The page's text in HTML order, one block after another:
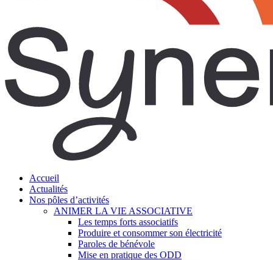
search
Menu
Accueil
Actualités
Nos pôles d’activités
ANIMER LA VIE ASSOCIATIVE
Les temps forts associatifs
Produire et consommer son électricité
Paroles de bénévole
Mise en pratique des ODD